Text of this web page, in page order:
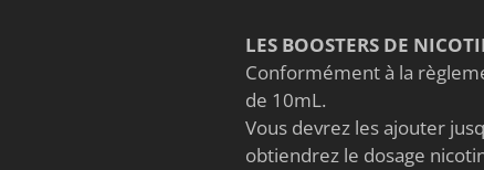
LES BOOSTERS DE
Conformément à la
de 10mL.
Vous devrez les ajouter
obtiendrez le dosage